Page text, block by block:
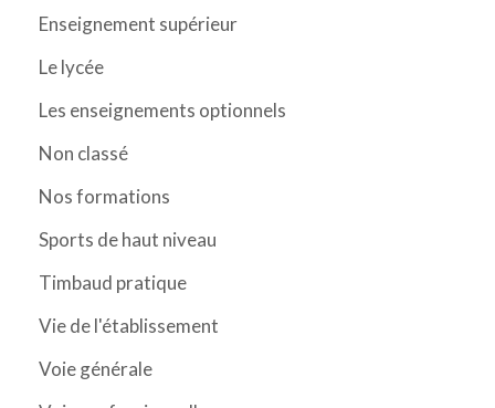
Enseignement supérieur
Le lycée
Les enseignements optionnels
Non classé
Nos formations
Sports de haut niveau
Timbaud pratique
Vie de l'établissement
Voie générale